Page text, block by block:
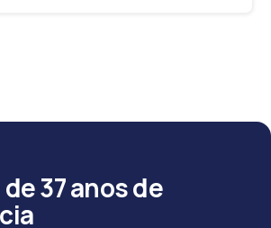
37 anos de